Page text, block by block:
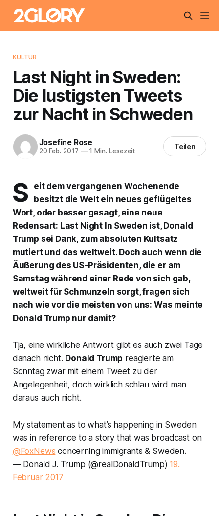
KULTUR
Last Night in Sweden:
Die lustigsten Tweets
zur Nacht in Schweden
Josefine Rose
20 Feb. 2017 —1 Min. Lesezeit Teilen
S
eit dem vergangenen Wochenende
besitzt die Welt ein neues geflügeltes
Wort, oder besser gesagt, eine neue
Redensart: Last Night In Sweden ist, Donald
Trump sei Dank, zum absoluten Kultsatz
mutiert und das weltweit. Doch auch wenn die
Äußerung des US-Präsidenten, die er am
Samstag während einer Rede von sich gab,
weltweit für Schmunzeln sorgt, fragen sich
nach wie vor die meisten von uns: Was meinte
Donald Trump nur damit?
Tja, eine wirkliche Antwort gibt es auch zwei Tage
danach nicht. Donald Trump reagierte am
Sonntag zwar mit einem Tweet zu der
Angelegenheit, doch wirklich schlau wird man
daraus auch nicht.
My statement as to what’s happening in Sweden
was in reference to a story that was broadcast on
@FoxNews concerning immigrants & Sweden.
— Donald J. Trump (@realDonaldTrump)19.
Februar 2017